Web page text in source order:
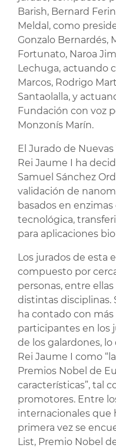
Barish, Bernard
Meldal, como
Gonzalo Bernardés,
Fortunato, Naroa
Lechuga, actuando
Marcos, Rodrigo
Santaolalla, y
Fundación con voz
Monzonís Marín.
El Jurado de
Rei Jaume I ha
Samuel Sánchez
validación de
basados en
tecnológica,
para aplicaciones
Los jurados de esta
compuesto por
personas, entre
distintas disciplinas.
ha contado con más
participantes en los
de los galardones,
Rei Jaume I como
Premios Nobel de
características”, tal
promotores. Entre
internacionales que
primera vez se
List, Premio Nobel